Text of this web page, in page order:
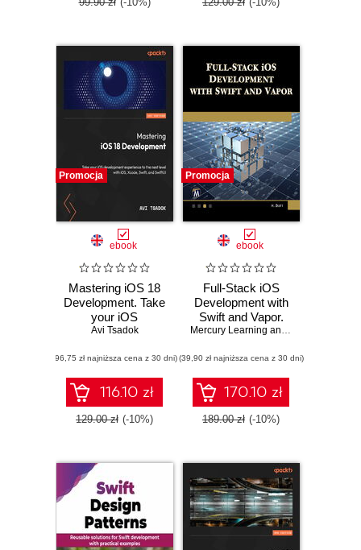
Promocja
ebook
Mastering iOS 18
Development. Take
your iOS
development
next level with iOS,
Xcode, Swift, and
SwiftUI
Avi Tsadok
(96,75 zł najniższa cena z 30 dni)
116.10 zł
129.00 zł (-10%)
Promocja
ebook
Full-Stack iOS
Development with
Swift and Vapor.
Mastering Full-
Development with
Swift and Vapor
Framework
Mercury Learning and Information
(39,90 zł najniższa cena z 30 dni)
170.10 zł
189.00 zł (-10%)